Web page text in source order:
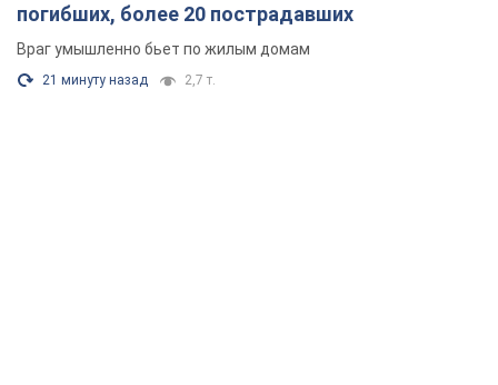
погибших, более 20 пострадавших
Враг умышленно бьет по жилым домам
21 минуту назад 2,7 т.